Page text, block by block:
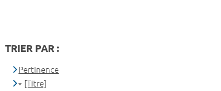
TRIER PAR :
Pertinence
[Titre]